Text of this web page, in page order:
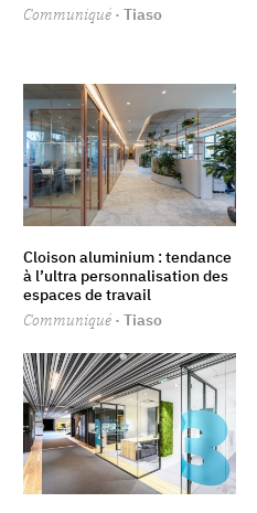
Communiqué · Tiaso
Cloison aluminium : tendance
à l’ultra personnalisation des
espaces de travail
Communiqué · Tiaso